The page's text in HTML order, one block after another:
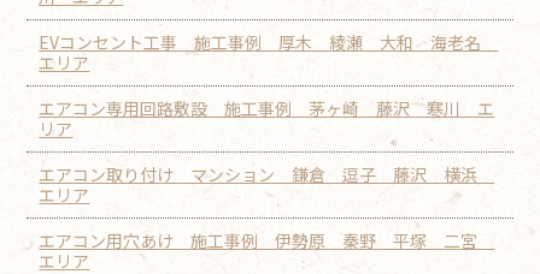
EVコンセント工事 施工事例 厚木 綾瀬 大和 海老名
エリア
エアコン専用回路敷設 施工事例 茅ヶ崎 藤沢 寒川 エ
リア
エアコン取り付け マンション 鎌倉 逗子 藤沢 横浜
エリア
エアコン用穴あけ 施工事例 伊勢原 秦野 平塚 二宮
エリア